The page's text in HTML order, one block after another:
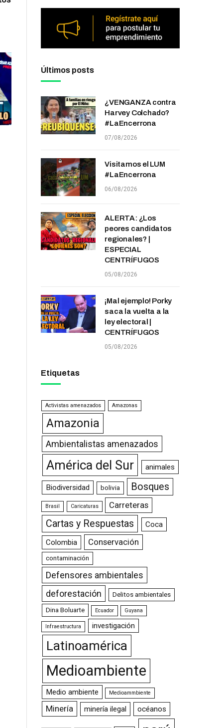
Últimos posts
¿VENGANZA contra
Harvey Colchado?
#LaEncerrona
07/08/2026
Visitamos el LUM
#LaEncerrona
06/08/2026
ALERTA: ¿Los
peores candidatos
regionales? |
ESPECIAL
CENTRÍFUGOS
05/08/2026
¡Mal ejemplo! Porky
saca la vuelta a la
ley electoral |
CENTRÍFUGOS
05/08/2026
Etiquetas
Activistas amenazados Amazonas
Amazonia
Ambientalistas amenazados
América del Sur animales
Biodiversidad bolivia Bosques
Brasil Caricaturas Carreteras
Cartas y Respuestas
Coca
Colombia
Conservación
contaminación
Defensores ambientales
deforestación
Delitos ambientales
Dina Boluarte Ecuador Guyana
Infraestructura investigación
Latinoamérica
Medioambiente
Medio ambiente Medioammbiente
Minería minería ilegal océanos